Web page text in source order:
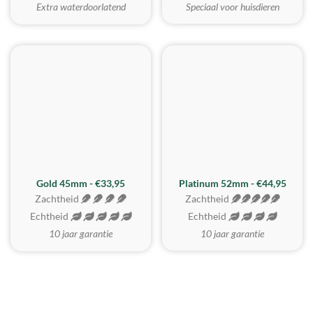
Extra waterdoorlatend
Speciaal voor huisdieren
REALISTISCH
Gold 45mm - €33,95
Zachtheid
Echtheid
10 jaar garantie
ZACHTSTE
Platinum 52mm - €44,95
Zachtheid
Echtheid
10 jaar garantie